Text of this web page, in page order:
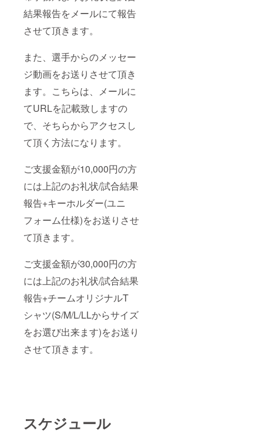
結果報告をメールにて報告
させて頂きます。
また、選手からのメッセー
ジ動画をお送りさせて頂き
ます。こちらは、メールに
てURLを記載致しますの
で、そちらからアクセスし
て頂く方法になります。
ご支援金額が10,000円の方
には上記のお礼状/試合結果
報告+キーホルダー(ユニ
フォーム仕様)をお送りさせ
て頂きます。
ご支援金額が30,000円の方
には上記のお礼状/試合結果
報告+チームオリジナルT
シャツ(S/M/L/LLからサイズ
をお選び出来ます)をお送り
させて頂きます。
スケジュール